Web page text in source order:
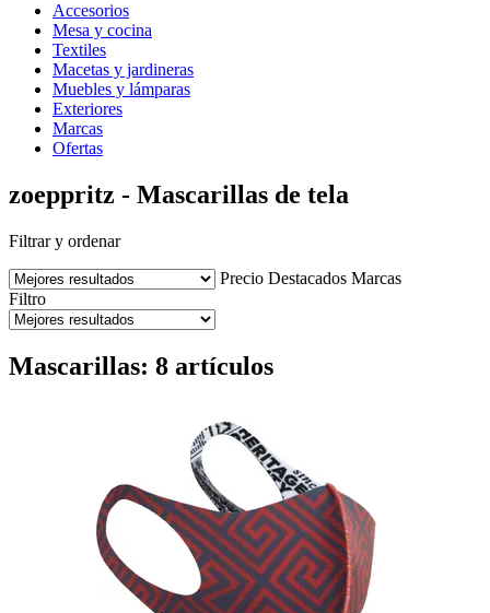
Accesorios
Mesa y cocina
Textiles
Macetas y jardineras
Muebles y lámparas
Exteriores
Marcas
Ofertas
zoeppritz - Mascarillas de tela
Filtrar y ordenar
Precio Destacados Marcas
Filtro
Mascarillas: 8 artículos